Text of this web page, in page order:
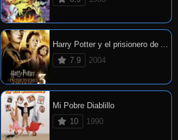
Harry Potter y el prisionero de Azkaban
7.9
2004
Mi Pobre Diablillo
10
1990